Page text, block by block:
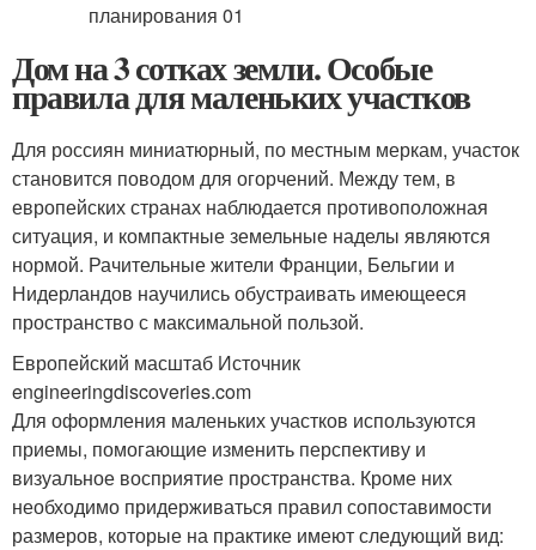
Дом на 3 сотках земли. Особые
правила для маленьких участков
Для россиян миниатюрный, по местным меркам, участок
становится поводом для огорчений. Между тем, в
европейских странах наблюдается противоположная
ситуация, и компактные земельные наделы являются
нормой. Рачительные жители Франции, Бельгии и
Нидерландов научились обустраивать имеющееся
пространство с максимальной пользой.
Европейский масштаб Источник
engineeringdiscoveries.com
Для оформления маленьких участков используются
приемы, помогающие изменить перспективу и
визуальное восприятие пространства. Кроме них
необходимо придерживаться правил сопоставимости
размеров, которые на практике имеют следующий вид: